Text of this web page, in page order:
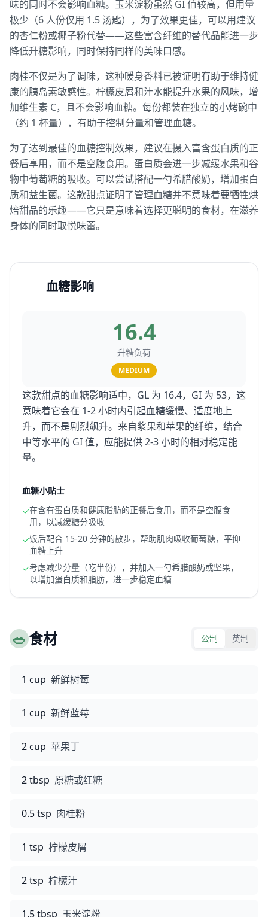
味的同时不会影响血糖。玉米淀粉虽然 GI 值较高，但用量
极少（6 人份仅用 1.5 汤匙），为了效果更佳，可以用建议
的杏仁粉或椰子粉代替——这些富含纤维的替代品能进一步
降低升糖影响，同时保持同样的美味口感。
肉桂不仅是为了调味，这种暖身香料已被证明有助于维持健
康的胰岛素敏感性。柠檬皮屑和汁水能提升水果的风味，增
加维生素 C，且不会影响血糖。每份都装在独立的小烤碗中
（约 1 杯量），有助于控制分量和管理血糖。
为了达到最佳的血糖控制效果，建议在摄入富含蛋白质的正
餐后享用，而不是空腹食用。蛋白质会进一步减缓水果和谷
物中葡萄糖的吸收。可以尝试搭配一勺希腊酸奶，增加蛋白
质和益生菌。这款甜点证明了管理血糖并不意味着要牺牲烘
焙甜品的乐趣——它只是意味着选择更聪明的食材，在滋养
身体的同时取悦味蕾。
血糖影响
16.4
升糖负荷
MEDIUM
这款甜点的血糖影响适中，GL 为 16.4，GI 为 53，这
意味着它会在 1-2 小时内引起血糖缓慢、适度地上
升，而不是剧烈飙升。来自浆果和苹果的纤维，结合
中等水平的 GI 值，应能提供 2-3 小时的相对稳定能
量。
血糖小贴士
✓在含有蛋白质和健康脂肪的正餐后食用，而不是空腹食
用，以减缓糖分吸收
✓饭后配合 15-20 分钟的散步，帮助肌肉吸收葡萄糖，平抑
血糖上升
✓考虑减少分量（吃半份），并加入一勺希腊酸奶或坚果，
以增加蛋白质和脂肪，进一步稳定血糖
🥗食材 公制 英制
1 cup 新鲜树莓
1 cup 新鲜蓝莓
2 cup 苹果丁
2 tbsp 原糖或红糖
0.5 tsp 肉桂粉
1 tsp 柠檬皮屑
2 tsp 柠檬汁
1.5 tbsp 玉米淀粉